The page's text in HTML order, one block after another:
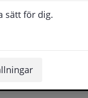
delar av tillväxt-
FoU en central
och ökade krav på
akademi,
som stärker
sätt för dig.